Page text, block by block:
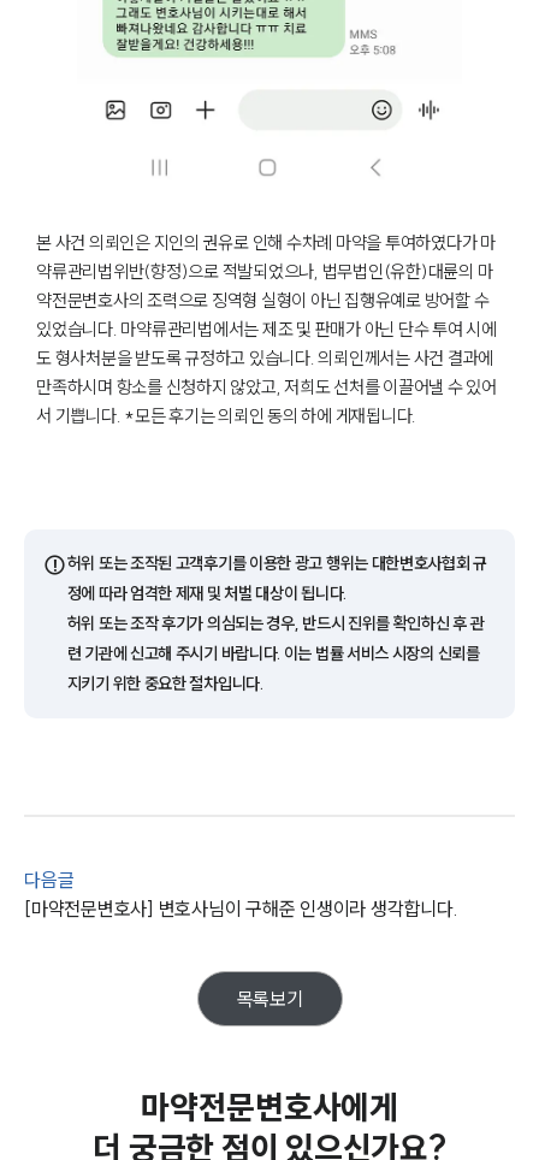
팀소개
대륜의 강점
오시는 길
글로벌 파트너 로펌
AI대륜
본 사건 의뢰인은 지인의 권유로 인해 수차례 마약을 투여하였다가 마
약류관리법위반(향정)으로 적발되었으나, 법무법인(유한)대륜의 마
약전문변호사의 조력으로 징역형 실형이 아닌 집행유예로 방어할 수
있었습니다. 마약류관리법에서는 제조 및 판매가 아닌 단수 투여 시에
도 형사처분을 받도록 규정하고 있습니다. 의뢰인께서는 사건 결과에
만족하시며 항소를 신청하지 않았고, 저희도 선처를 이끌어낼 수 있어
서 기쁩니다. *모든 후기는 의뢰인 동의 하에 게재됩니다.
⚠️허위 또는 조작된 고객후기를 이용한 광고 행위는 대한변호사협회 규
정에 따라 엄격한 제재 및 처벌 대상이 됩니다.
허위 또는 조작 후기가 의심되는 경우, 반드시 진위를 확인하신 후 관
련 기관에 신고해 주시기 바랍니다. 이는 법률 서비스 시장의 신뢰를
지키기 위한 중요한 절차입니다.
다음글
[마약전문변호사] 변호사님이 구해준 인생이라 생각합니다.
목록보기
마약전문변호사에게
더 궁금한 점이 있으신가요?